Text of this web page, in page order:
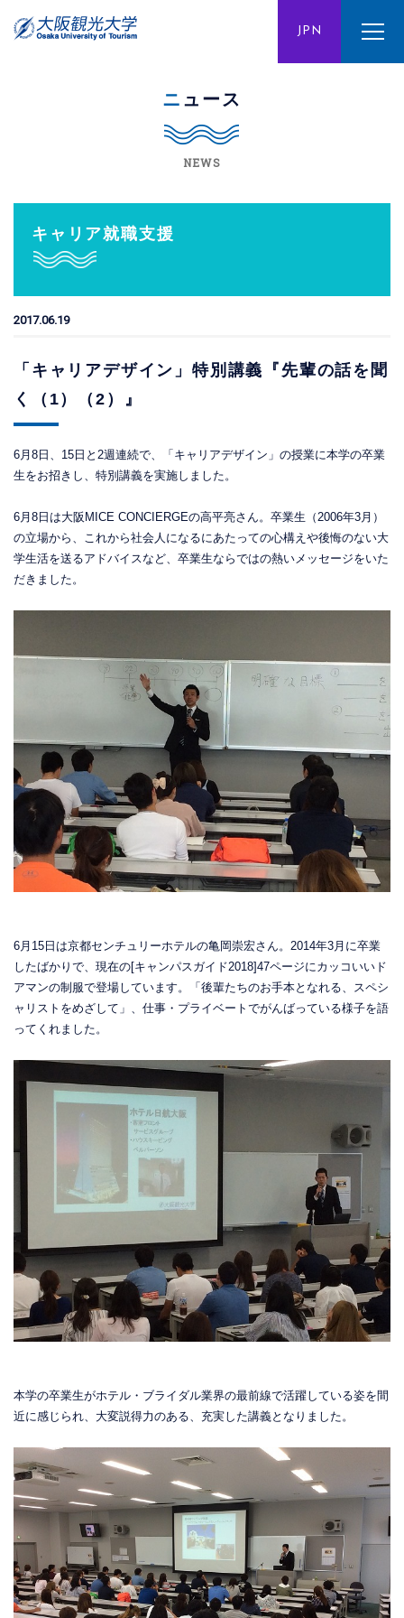
JPN
ENG CHN
ニュース
NEWS
キャリア就職支援
2017.06.19
「キャリアデザイン」特別講義『先輩の話を聞
く（1）（2）』
6月8日、15日と2週連続で、「キャリアデザイン」の授業に本学の卒業
生をお招きし、特別講義を実施しました。
6月8日は大阪MICE CONCIERGEの高平亮さん。卒業生（2006年3月）
の立場から、これから社会人になるにあたっての心構えや後悔のない大
学生活を送るアドバイスなど、卒業生ならではの熱いメッセージをいた
だきました。
6月15日は京都センチュリーホテルの亀岡崇宏さん。2014年3月に卒業
したばかりで、現在の[キャンパスガイド2018]47ページにカッコいいド
アマンの制服で登場しています。「後輩たちのお手本となれる、スペシ
ャリストをめざして」、仕事・プライベートでがんばっている様子を語
ってくれました。
本学の卒業生がホテル・ブライダル業界の最前線で活躍している姿を間
近に感じられ、大変説得力のある、充実した講義となりました。